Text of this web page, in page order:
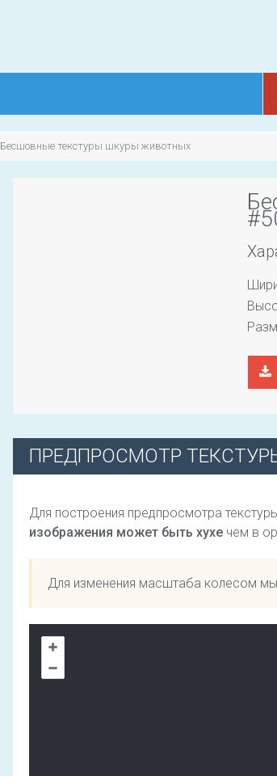
Бесшовные текстуры шкуры животных
ПРЕДПРОСМОТР
Для построения предпросмотра
изображения может быть хухе чем в
Для изменения масштаба колесом